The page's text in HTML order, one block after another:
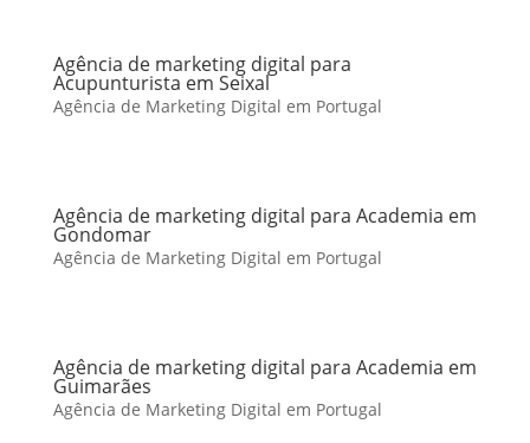
Agência de marketing digital para
Acupunturista em Seixal
Agência de Marketing Digital em Portugal
Agência de marketing digital para Academia em
Gondomar
Agência de Marketing Digital em Portugal
Agência de marketing digital para Academia em
Guimarães
Agência de Marketing Digital em Portugal